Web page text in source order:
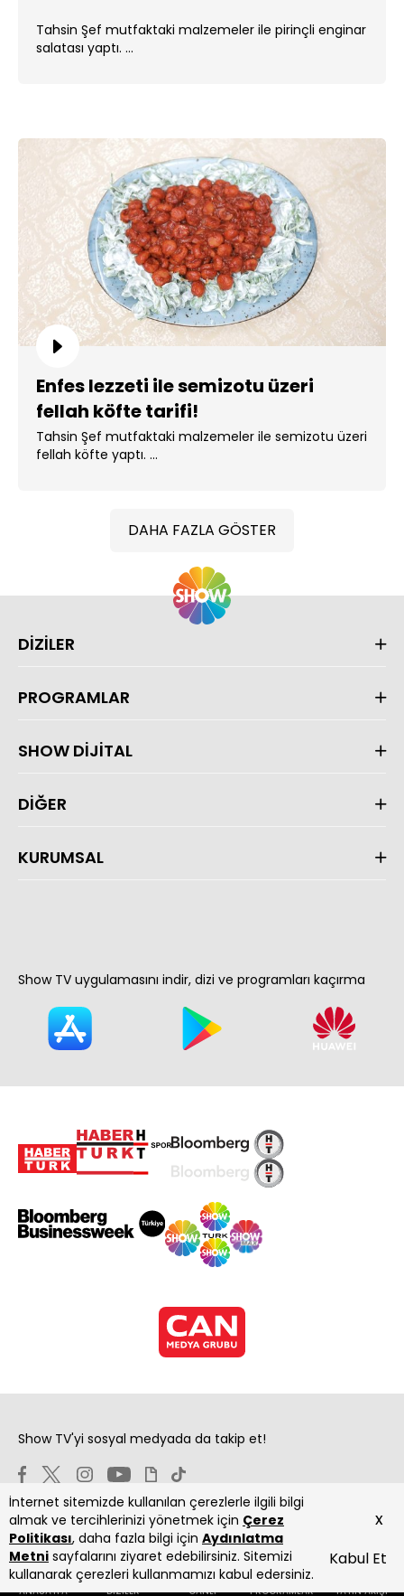
Tahsin Şef mutfaktaki malzemeler ile pirinçli enginar
salatası yaptı. ...
Enfes lezzeti ile semizotu üzeri
fellah köfte tarifi!
Tahsin Şef mutfaktaki malzemeler ile semizotu üzeri
fellah köfte yaptı. ...
DAHA FAZLA GÖSTER
ANASAYFA DİZİLER CANLI PROGRAMLAR YAYIN AKIŞI
İnternet sitemizde kullanılan çerezlerle ilgili bilgi
almak ve tercihlerinizi yönetmek için Çerez
Politikası, daha fazla bilgi için Aydınlatma
Metni sayfalarını ziyaret edebilirsiniz. Sitemizi
kullanarak çerezleri kullanmamızı kabul edersiniz.
Kabul Et
x
DİZİLER
PROGRAMLAR
SHOW DİJİTAL
DİĞER
KURUMSAL
Show TV uygulamasını indir, dizi ve programları kaçırma
Show TV'yi sosyal medyada da takip et!
Copyright 2026 Show Televizyon Yayıncılık A.Ş.